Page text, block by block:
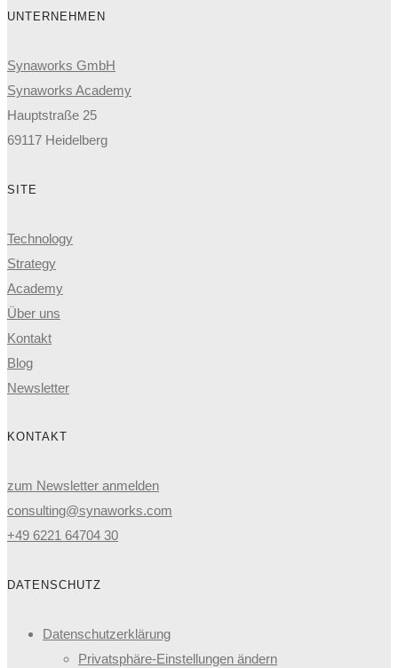
UNTERNEHMEN
Synaworks GmbH
Synaworks Academy
Hauptstraße 25
69117 Heidelberg
SITE
Technology
Strategy
Academy
Über uns
Kontakt
Blog
Newsletter
KONTAKT
zum Newsletter anmelden
consulting@synaworks.com
+49 6221 64704 30
DATENSCHUTZ
Datenschutzerklärung
Privatsphäre-Einstellungen ändern